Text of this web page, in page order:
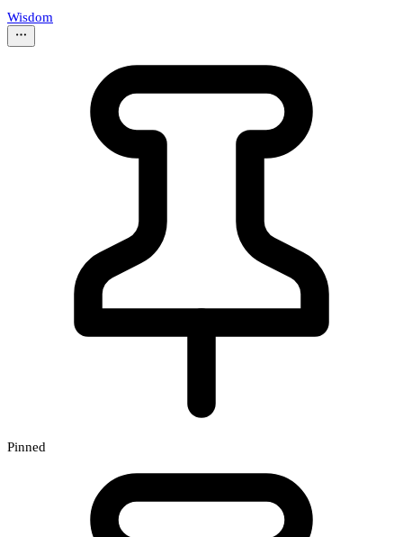
Wisdom
Pinned